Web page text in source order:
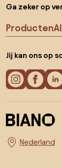
Ga zeker op
Producten
Jij kan ons op
Kies land